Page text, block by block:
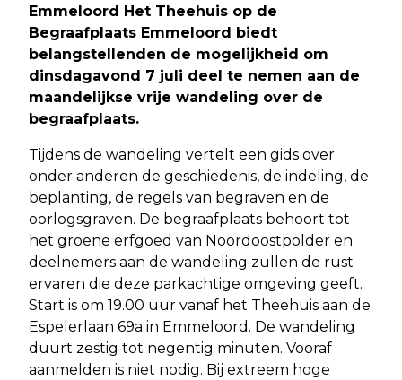
Emmeloord Het Theehuis op de
Begraafplaats Emmeloord biedt
belangstellenden de mogelijkheid om
dinsdagavond 7 juli deel te nemen aan de
maandelijkse vrije wandeling over de
begraafplaats.
Tijdens de wandeling vertelt een gids over
onder anderen de geschiedenis, de indeling, de
beplanting, de regels van begraven en de
oorlogsgraven. De begraafplaats behoort tot
het groene erfgoed van Noordoostpolder en
deelnemers aan de wandeling zullen de rust
ervaren die deze parkachtige omgeving geeft.
Start is om 19.00 uur vanaf het Theehuis aan de
Espelerlaan 69a in Emmeloord. De wandeling
duurt zestig tot negentig minuten. Vooraf
aanmelden is niet nodig. Bij extreem hoge